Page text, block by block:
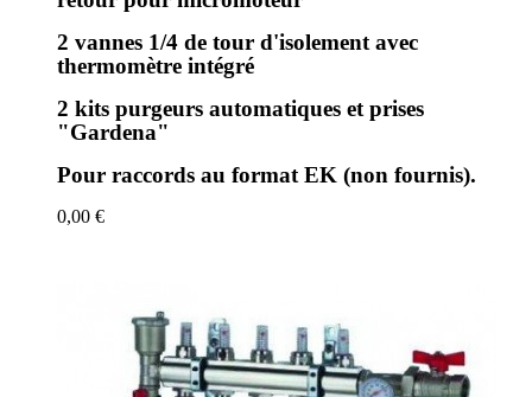
2 vannes 1/4 de tour d'isolement avec
thermomètre intégré
2 kits purgeurs automatiques et prises
"Gardena"
Pour raccords au format EK (non fournis).
0,00 €